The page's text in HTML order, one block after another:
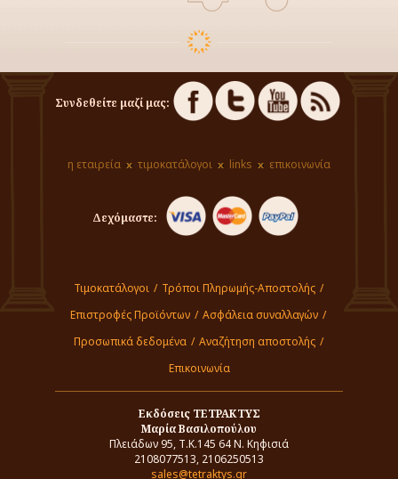
Συνδεθείτε μαζί μας:
η εταιρεία τιμοκατάλογοι links επικοινωνία
Δεχόμαστε:
Τιμοκατάλογοι / Τρόποι Πληρωμής-Αποστολής /
Επιστροφές Προϊόντων / Ασφάλεια συναλλαγών /
Προσωπικά δεδομένα / Αναζήτηση αποστολής /
Επικοινωνία
Εκδόσεις ΤΕΤΡΑΚΤΥΣ
Μαρία Βασιλοπούλου
Πλειάδων 95, Τ.Κ.145 64 Ν. Κηφισιά
2108077513, 2106250513
sales@tetraktys.gr